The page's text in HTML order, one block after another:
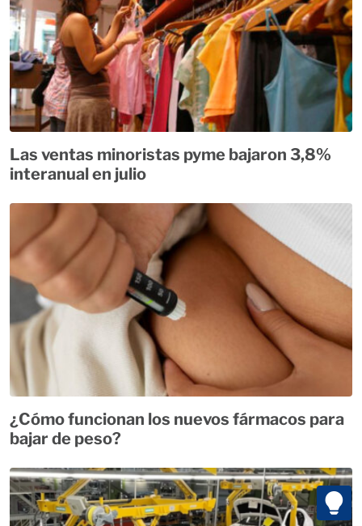
Las ventas minoristas pyme bajaron 3,8%
interanual en julio
¿Cómo funcionan los nuevos fármacos para
bajar de peso?